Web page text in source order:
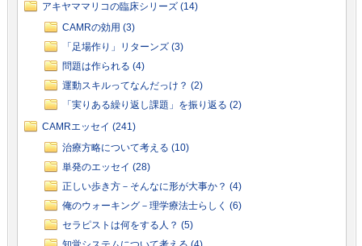
アキヤママリコの臨床シリーズ (14)
CAMRの効用 (3)
「足場作り」リターンズ (3)
問題は作られる (4)
運動スキルってなんだっけ？ (2)
「実りある繰り返し課題」を振り返る (2)
CAMRエッセイ (241)
治療方略について考える (10)
単発のエッセイ (28)
正しい歩き方－そんなに形が大事か？ (4)
俺のウォーキング－理学療法士らしく (6)
セラピストは何をする人？ (5)